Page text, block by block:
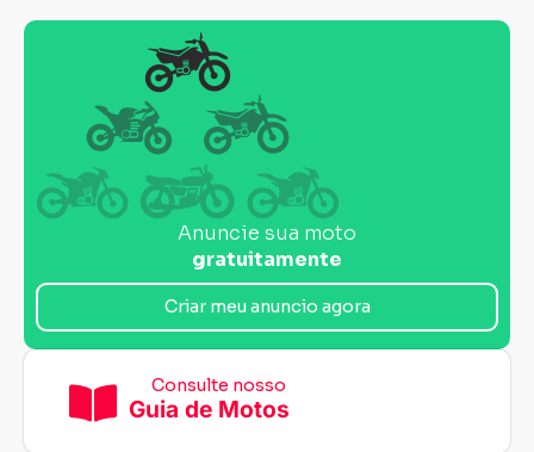
Anuncie sua moto
gratuitamente
Criar meu anuncio agora
Consulte nosso
Guia de Motos